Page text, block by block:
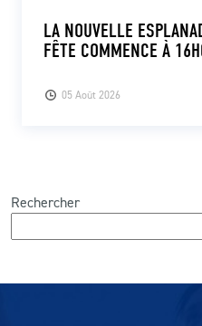
05 Août 2026
LA NOUVELLE
FÊTE COMMENCE À
Rechercher